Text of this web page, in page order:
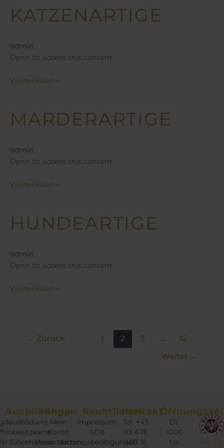
KATZENARTIGE
admin
Open to access this content
Katzenartige
Weiterlesen »
MARDERARTIGE
admin
Open to access this content
Marderartige
Weiterlesen »
HUNDEARTIGE
admin
Open to access this content
Hundeartige
Weiterlesen »
← Zurück 1 2 3 …
12
Weiter →
Ausbildungen
Shop
Mein
Konto
Versandarten
Rechtliches
Impressum
AGB
Nutzungsbedingungen
Kontakt
Tel: +43
(0) 676
407 31
Di.
10:00
bis